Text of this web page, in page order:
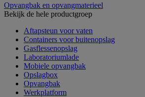
Opvangbak en opvangmaterieel
Bekijk de hele productgroep
Aftapsteun voor vaten
Containers voor buitenopslag
Gasflessenopslag
Laboratoriumlade
Mobiele opvangbak
Opslagbox
Opvangbak
Werkplatform